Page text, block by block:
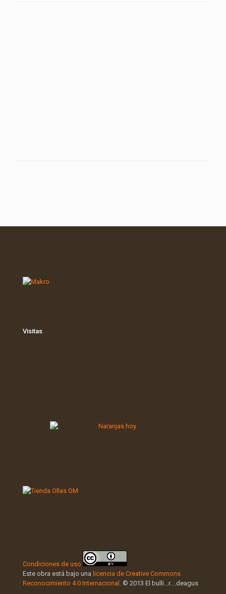
Visitas
Condiciones de uso
Este obra está bajo una licencia de Creative Commons
Reconocimiento 4.0 Internacional
. © 2013 El bulli...r....deagus